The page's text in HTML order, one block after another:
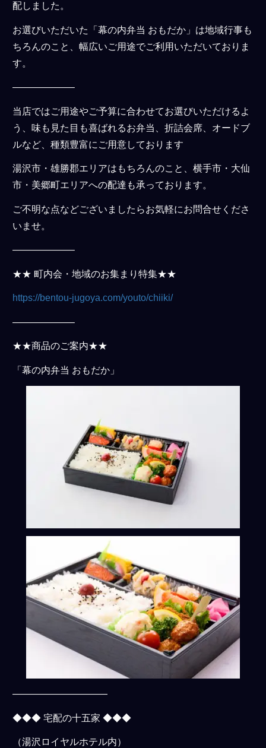
配しました。
お選びいただいた「幕の内弁当 おもだか」は地域行事も
ちろんのこと、幅広いご用途でご利用いただいておりま
す。
——————–
当店ではご用途やご予算に合わせてお選びいただけるよ
う、味も見た目も喜ばれるお弁当、折詰会席、オードブ
ルなど、種類豊富にご用意しております
湯沢市・雄勝郡エリアはもちろんのこと、横手市・大仙
市・美郷町エリアへの配達も承っております。
ご不明な点などございましたらお気軽にお問合せくださ
いませ。
——————–
★★ 町内会・地域のお集まり特集★★
https://bentou-jugoya.com/youto/chiiki/
——————–
★★商品のご案内★★
「幕の内弁当 おもだか」
——————————
◆◆◆ 宅配の十五家 ◆◆◆
（湯沢ロイヤルホテル内）